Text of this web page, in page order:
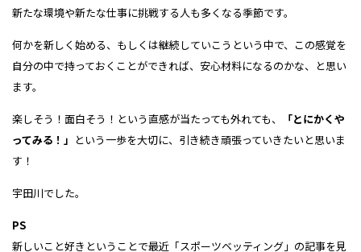
新たな環境や新たな仕事に挑戦する人も多くなる季節です。
何かを新しく始める、もしくは継続していこうという中で、この感覚を
自分の中で持っておくことができれば、安心材料になるのかな、と思い
ます。
楽しそう！面白そう！という直感が当たっても外れても、
「とにかくや
ってみる！」 という一歩を大切に、引き続き頑張っていきたいと思いま
す！
宇田川でした。
PS
新しいこと好きということで最近「スポーツベッティング」の記事を見